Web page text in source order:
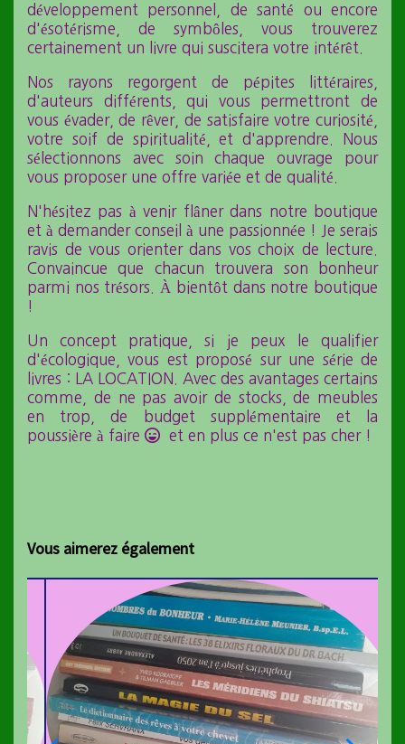
développement personnel, de santé ou encore
d'ésotérisme, de symbôles, vous trouverez
certainement un livre qui suscitera votre intérêt.
Nos rayons regorgent de pépites littéraires,
d'auteurs différents, qui vous permettront de
vous évader, de rêver, de satisfaire votre curiosité,
votre soif de spiritualité, et d'apprendre. Nous
sélectionnons avec soin chaque ouvrage pour
vous proposer une offre variée et de qualité.
N'hésitez pas à venir flâner dans notre boutique
et à demander conseil à une passionnée ! Je serais
ravis de vous orienter dans vos choix de lecture.
Convaincue que chacun trouvera son bonheur
parmi nos trésors. À bientôt dans notre boutique
!
Un concept pratique, si je peux le qualifier
d'écologique, vous est proposé sur une série de
livres : LA LOCATION. Avec des avantages certains
comme, de ne pas avoir de stocks, de meubles
en trop, de budget supplémentaire et la
poussière à faire  et en plus ce n'est pas cher !
Vous aimerez également